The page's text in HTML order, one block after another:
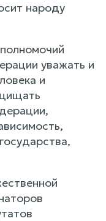
народу
уважать и
и